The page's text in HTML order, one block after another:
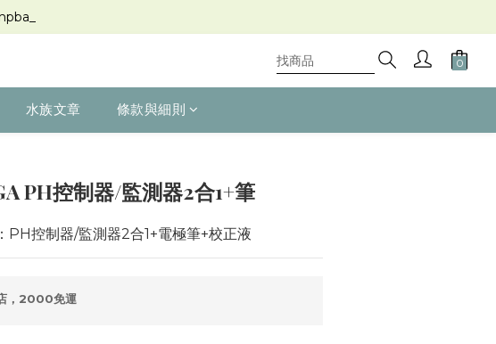
水族文章 條款與細則
PH控制器/監測器2合1+筆
PH控制器/監測器2合1+電極筆+校正液
，2000免運